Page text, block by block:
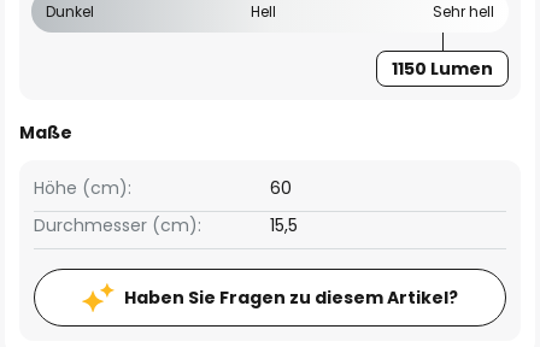
Dunkel Hell Sehr hell
1150 Lumen
Maße
Höhe (cm):
60
Durchmesser (cm):
15,5
Haben Sie Fragen zu diesem Artikel?